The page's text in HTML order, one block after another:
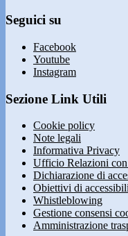
Seguici su
Facebook
Youtube
Instagram
Sezione Link Utili
Cookie policy
Note legali
Informativa Privacy
Ufficio Relazioni
Dichiarazione di
Obiettivi di
Whistleblowing
Gestione consensi
Amministrazione